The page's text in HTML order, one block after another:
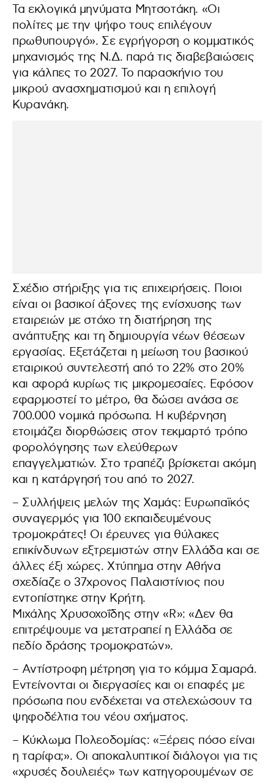
Τα εκλογικά μηνύματα Μητσοτάκη. «Οι
πολίτες με την ψήφο τους επιλέγουν
πρωθυπουργό». Σε εγρήγορση ο κομματικός
μηχανισμός της Ν.Δ. παρά τις διαβεβαιώσεις
για κάλπες το 2027. Το παρασκήνιο του
μικρού ανασχηματισμού και η επιλογή
Κυρανάκη.
Σχέδιο στήριξης για τις επιχειρήσεις. Ποιοι
είναι οι βασικοί άξονες της ενίσχυσης των
εταιρειών με στόχο τη διατήρηση της
ανάπτυξης και τη δημιουργία νέων θέσεων
εργασίας. Εξετάζεται η μείωση του βασικού
εταιρικού συντελεστή από το 22% στο 20%
και αφορά κυρίως τις μικρομεσαίες. Εφόσον
εφαρμοστεί το μέτρο, θα δώσει ανάσα σε
700.000 νομικά πρόσωπα. Η κυβέρνηση
ετοιμάζει διορθώσεις στον τεκμαρτό τρόπο
φορολόγησης των ελεύθερων
επαγγελματιών. Στο τραπέζι βρίσκεται ακόμη
και η κατάργησή του από το 2027.
– Συλλήψεις μελών της Χαμάς: Ευρωπαϊκός
συναγερμός για 100 εκπαιδευμένους
τρομοκράτες! Οι έρευνες για θύλακες
επικίνδυνων εξτρεμιστών στην Ελλάδα και σε
άλλες έξι χώρες. Χτύπημα στην Αθήνα
σχεδίαζε ο 37χρονος Παλαιστίνιος που
εντοπίστηκε στην Κρήτη.
Μιχάλης Χρυσοχοΐδης στην «R»: «Δεν θα
επιτρέψουμε να μετατραπεί η Ελλάδα σε
πεδίο δράσης τρομοκρατών».
– Αντίστροφη μέτρηση για το κόμμα Σαμαρά.
Εντείνονται οι διεργασίες και οι επαφές με
πρόσωπα που ενδέχεται να στελεχώσουν τα
ψηφοδέλτια του νέου σχήματος.
– Κύκλωμα Πολεοδομίας: «Ξέρεις πόσο είναι
η ταρίφα;». Οι αποκαλυπτικοί διάλογοι για τις
«χρυσές δουλειές» των κατηγορουμένων σε